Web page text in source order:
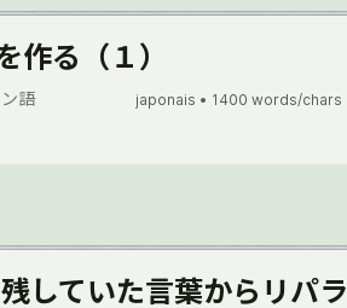
作る（１）
語 japonais • 1400 words/chars
していた言葉からリパラ